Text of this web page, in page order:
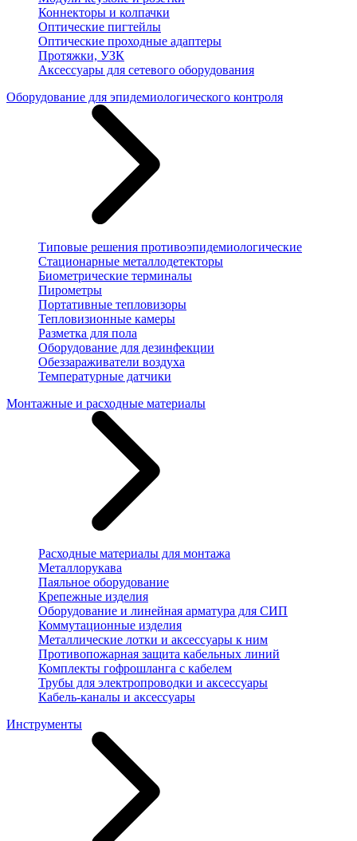
Коннекторы и колпачки
Оптические пигтейлы
Оптические проходные адаптеры
Протяжки, УЗК
Аксессуары для сетевого оборудования
Оборудование для эпидемиологического контроля
Типовые решения противоэпидемиологические
Стационарные металлодетекторы
Биометрические терминалы
Пирометры
Портативные тепловизоры
Тепловизионные камеры
Разметка для пола
Оборудование для дезинфекции
Обеззараживатели воздуха
Температурные датчики
Монтажные и расходные материалы
Расходные материалы для монтажа
Металлорукава
Паяльное оборудование
Крепежные изделия
Оборудование и линейная арматура для СИП
Коммутационные изделия
Металлические лотки и аксессуары к ним
Противопожарная защита кабельных линий
Комплекты гофрошланга с кабелем
Трубы для электропроводки и аксессуары
Кабель-каналы и аксессуары
Инструменты